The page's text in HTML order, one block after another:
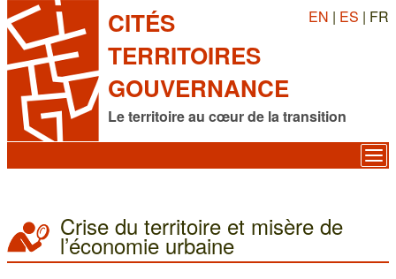
CITÉS
TERRITOIRES
GOUVERNANCE
Le territoire au cœur de la transition
EN | ES | FR
Crise du territoire et misère de
l’économie urbaine